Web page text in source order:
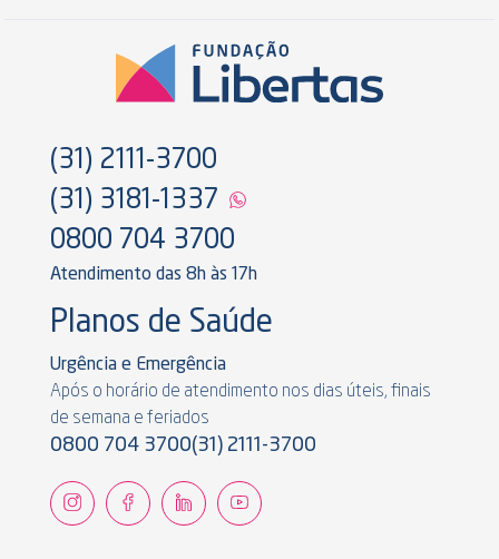
(31) 2111-3700
(31) 3181-1337
0800 704 3700
Atendimento das 8h às 17h
Planos de Saúde
Urgência e Emergência
Após o horário de atendimento nos dias úteis, finais
de semana e feriados
0800 704 3700(31) 2111-3700